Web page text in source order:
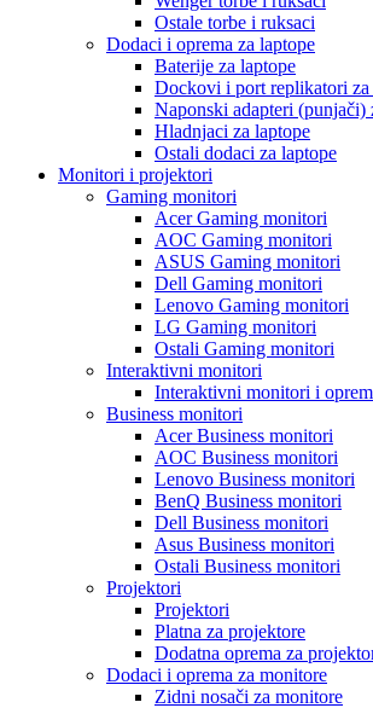
Ostale torbe i ruksaci
Dodaci i oprema za laptope
Baterije za laptope
Dockovi i port replikatori za
Naponski adapteri (punjači)
Hladnjaci za laptope
Ostali dodaci za laptope
Monitori i projektori
Gaming monitori
Acer Gaming monitori
AOC Gaming monitori
ASUS Gaming monitori
Dell Gaming monitori
Lenovo Gaming monitori
LG Gaming monitori
Ostali Gaming monitori
Interaktivni monitori
Interaktivni monitori i
Business monitori
Acer Business monitori
AOC Business monitori
Lenovo Business monitori
BenQ Business monitori
Dell Business monitori
Asus Business monitori
Ostali Business monitori
Projektori
Projektori
Platna za projektore
Dodatna oprema za
Dodaci i oprema za monitore
Zidni nosači za monitore